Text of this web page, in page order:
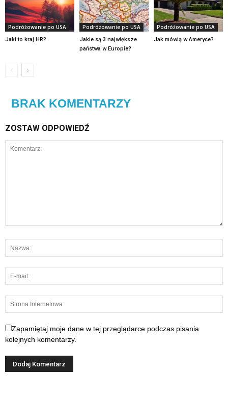
Podróżowanie po USA
Jaki to kraj HR?
Podróżowanie po USA
Jakie są 3 największe
państwa w Europie?
Podróżowanie po USA
Jak mówią w Ameryce?
BRAK KOMENTARZY
ZOSTAW ODPOWIEDŹ
Zapamiętaj moje dane w tej przeglądarce podczas pisania
kolejnych komentarzy.